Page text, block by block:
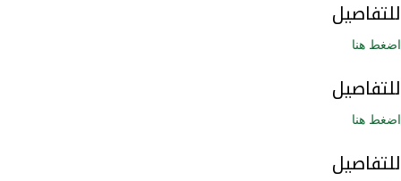
للتفاصيل
اضغط هنا
للتفاصيل
اضغط هنا
للتفاصيل